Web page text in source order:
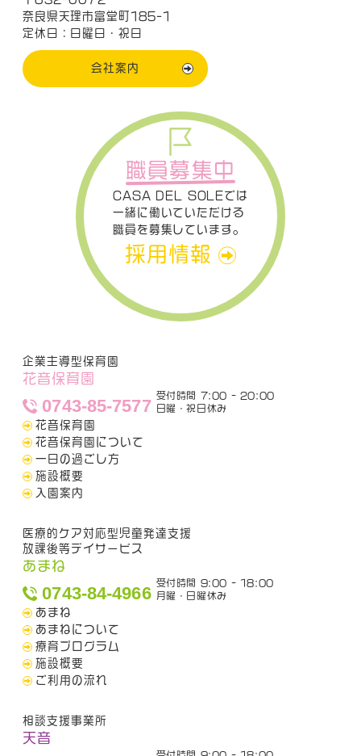
奈良県天理市富堂町185-1
定休日：日曜日・祝日
会社案内
職員募集中
CASA DEL SOLEでは
一緒に働いていただける
職員を募集しています。
採用情報
企業主導型保育園
花音保育園
0743-85-7577
受付時間 7:00 - 20:00
日曜・祝日休み
花音保育園
花音保育園について
一日の過ごし方
施設概要
入園案内
医療的ケア対応型児童発達支援
放課後等デイサービス
あまね
0743-84-4966
受付時間 9:00 - 18:00
月曜・日曜休み
あまね
あまねについて
療育プログラム
施設概要
ご利用の流れ
相談支援事業所
天音